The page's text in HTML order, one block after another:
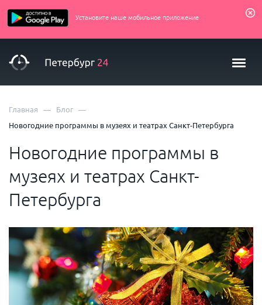
Установите наше мобильное приложение
Главная — Блог —
Новогодние программы в музеях и театрах Санкт-Петербурга
Новогодние программы в
музеях и театрах Санкт-
Петербурга